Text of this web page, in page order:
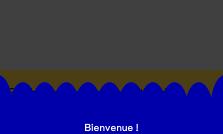
Suivez toutes les actualités du
Bienvenue !